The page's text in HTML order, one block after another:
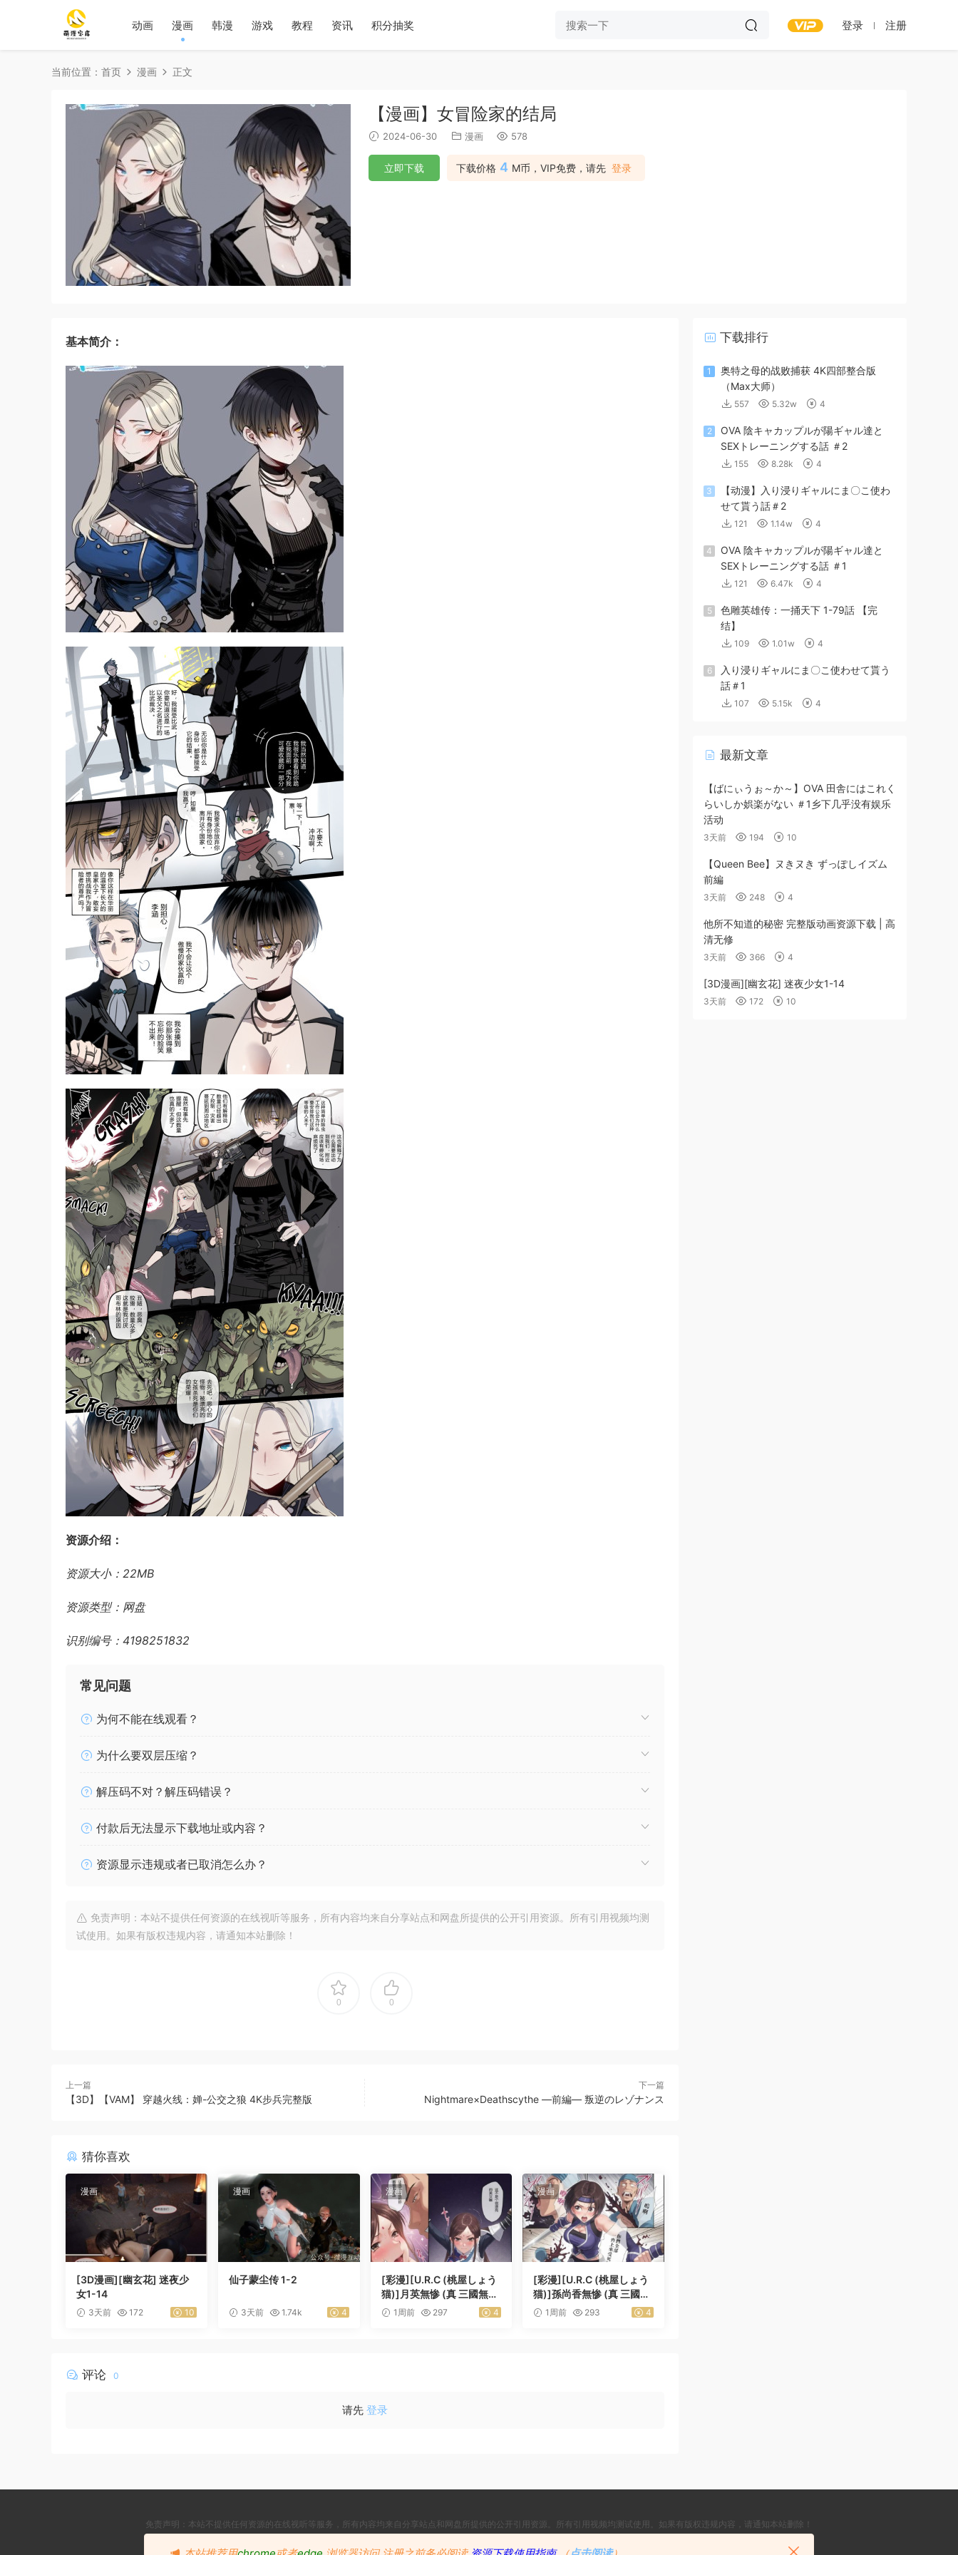
动画 漫画 韩漫 游戏 教程 资讯 积分抽奖 登录 注册
当前位置： 首页 漫画 正文
【漫画】女冒险家的结局
2024-06-30 漫画 578
下载价格 4 M币，VIP免费，请先 登录
立即下载
基本简介：
资源介绍：
资源大小：22MB
资源类型：网盘
识别编号：4198251832
常见问题
为何不能在线观看？
为什么要双层压缩？
解压码不对？解压码错误？
付款后无法显示下载地址或内容？
资源显示违规或者已取消怎么办？
免责声明：本站不提供任何资源的在线视听等服务，所有内容均来自分享站点和网盘所提供的公开引用资源。所有引用视频均测
试使用。如果有版权违规内容，请通知本站删除！
0 0
上一篇
【3D】【VAM】 穿越火线：婵-公交之狼 4K步兵完整版
下一篇
Nightmare×Deathscythe ―前編― 叛逆のレゾナンス
猜你喜欢
漫画
[3D漫画][幽玄花] 迷夜少
女1-14
3天前 172 10
漫画
仙子蒙尘传 1-2
3天前 1.74k 4
漫画
[彩漫][U.R.C (桃屋しょう
猫)]月英無惨 (真 三國無
双)1周前 297 4
漫画
[彩漫][U.R.C (桃屋しょう
猫)]孫尚香無惨 (真 三國無
双)1周前 293 4
评论 0
请先 登录
下载排行
1
奥特之母的战败捕获 4K四部整合版
（Max大师）
557 5.32w 4
2
OVA 陰キャカップルが陽ギャル達と
SEXトレーニングする話 ＃2
155 8.28k 4
3
【动漫】入り浸りギャルにま〇こ使わ
せて貰う話＃2
121 1.14w 4
4
OVA 陰キャカップルが陽ギャル達と
SEXトレーニングする話 ＃1
121 6.47k 4
5
色雕英雄传：一捅天下 1-79話 【完
结】
109 1.01w 4
6
入り浸りギャルにま〇こ使わせて貰う
話＃1
107 5.15k 4
最新文章
【ばにぃうぉ～か～】OVA 田舎にはこれく
らいしか娯楽がない ＃1乡下几乎没有娱乐
活动
3天前 194 10
【Queen Bee】ヌきヌき ずっぽしイズム
前編
3天前 248 4
他所不知道的秘密 完整版动画资源下载 | 高
清无修
3天前 366 4
[3D漫画][幽玄花] 迷夜少女1-14
3天前 172 10
免责声明：本站不提供任何资源的在线视听等服务，所有内容均来自分享站点和网盘所提供的公开引用资源。所有引用视频均测试使用。如果有版权违规内容，请通知本站删除！
Copyright © 2024 Since 2024, Build with ♥ 萌番 - All rights reserved